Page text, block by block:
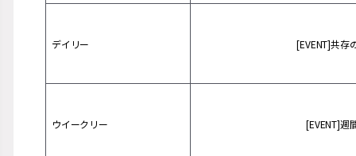
デイリー [EVENT]共存
ウイークリー [EVENT]週